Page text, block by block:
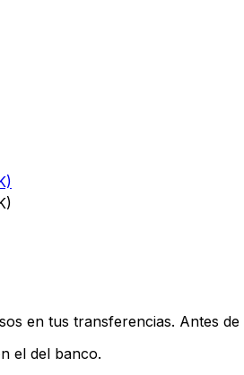
en tus transferencias. Antes
el del banco.